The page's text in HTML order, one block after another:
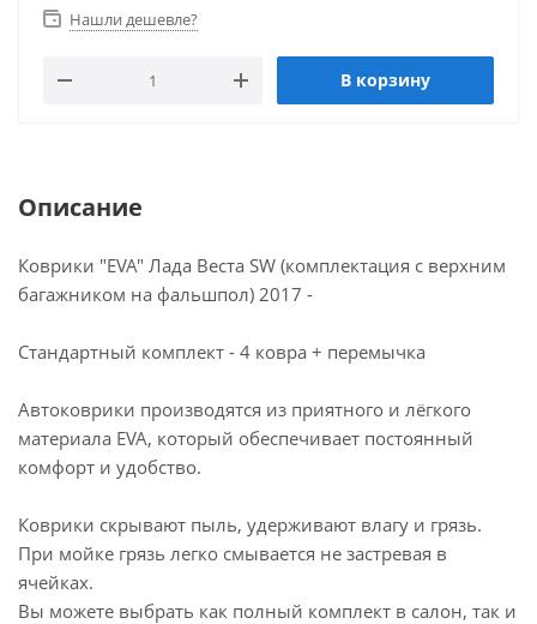
Нашли дешевле?
В корзину
Описание
Коврики "EVA" Лада Веста SW (комплектация с верхним
багажником на фальшпол) 2017 -
Стандартный комплект - 4 ковра + перемычка
Автоковрики производятся из приятного и лёгкого
материала EVA, который обеспечивает постоянный
комфорт и удобство.
Коврики скрывают пыль, удерживают влагу и грязь.
При мойке грязь легко смывается не застревая в
ячейках.
Вы можете выбрать как полный комплект в салон, так и